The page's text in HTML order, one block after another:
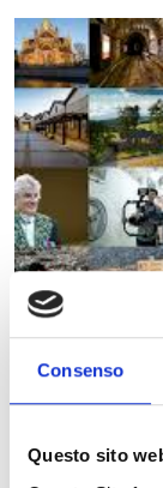
Consenso
Questo sito
identificare e
patrimonio